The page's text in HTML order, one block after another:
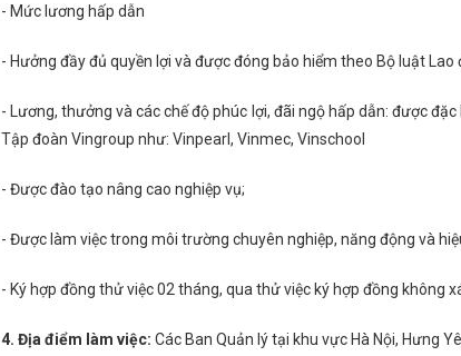
- Mức lương hấp dẫn
- Hưởng đầy đủ quyền lợi và được đóng bảo hiểm theo Bộ luật Lao
- Lương, thưởng và các chế độ phúc lợi, đãi ngộ hấp dẫn: được
Tập đoàn Vingroup như: Vinpearl, Vinmec, Vinschool
- Được đào tạo nâng cao nghiệp vụ;
- Được làm việc trong môi trường chuyên nghiệp, năng động và
- Ký hợp đồng thử việc 02 tháng, qua thử việc ký hợp đồng không
4. Địa điểm làm việc: Các Ban Quản lý tại khu vực Hà Nội, Hưng